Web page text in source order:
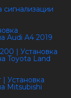
сигнализации
Audi A4 2019
| Установка
Toyota Land
Установка
Mitsubishi